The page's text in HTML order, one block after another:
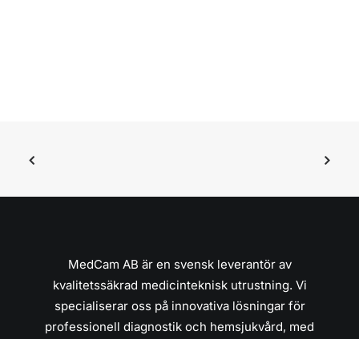
MedCam AB är en svensk leverantör av
kvalitetssäkrad medicinteknisk utrustning. Vi
specialiserar oss på innovativa lösningar för
professionell diagnostik och hemsjukvård, med